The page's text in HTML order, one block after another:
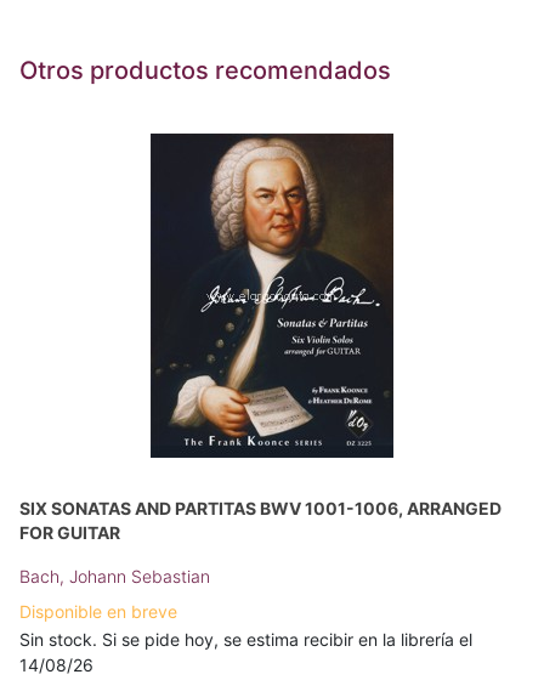
Otros productos recomendados
SIX SONATAS AND PARTITAS BWV 1001-1006, ARRANGED
FOR GUITAR
Bach, Johann Sebastian
Disponible en breve
Sin stock. Si se pide hoy, se estima recibir en la librería el
14/08/26